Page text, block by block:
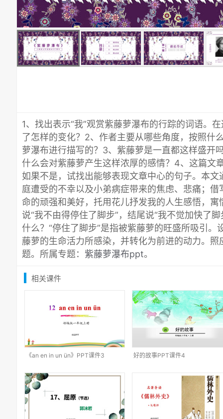
1、找出表示“我”观赏紫藤萝瀑布的行踪的词语。
了怎样的变化？2、作者主要从哪些角度，按照什
萝瀑布进行描写的？3、紫藤萝是一直都这样盛开
什么会对紫藤萝产生这样浓厚的感情？4、这篇文
如果不是，试找出能够表现文章中心的句子。本
庭遭受的不幸以及小弟病症带来的焦虑、悲痛；
命的顽强和美好，托用花儿抒发我的人生感悟，
说“我不由得停住了脚步”，结尾说“我不觉加快了
什么？“停住了脚步”是指被紫藤萝的旺盛所吸引。
藤萝的生命活力所感染，并转化为前进的动力。
题。所属专题： 紫藤萝瀑布ppt。
相关课件
《an en in un ün》PPT课件3 好的故事PPT课件4